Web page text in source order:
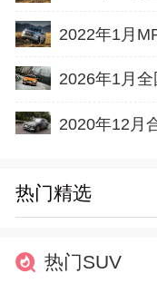
2022年1月
热门精选
热门SUV